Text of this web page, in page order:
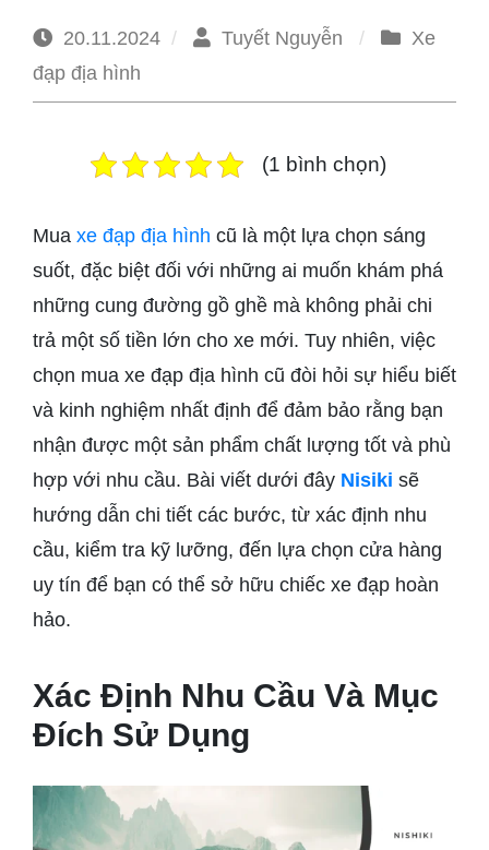
20.11.2024 Tuyết Nguyễn
Xe
đạp địa hình
(1 bình chọn)
Mua xe đạp địa hình cũ là một lựa chọn sáng
suốt, đặc biệt đối với những ai muốn khám phá
những cung đường gồ ghề mà không phải chi
trả một số tiền lớn cho xe mới. Tuy nhiên, việc
chọn mua xe đạp địa hình cũ đòi hỏi sự hiểu biết
và kinh nghiệm nhất định để đảm bảo rằng bạn
nhận được một sản phẩm chất lượng tốt và phù
hợp với nhu cầu. Bài viết dưới đây Nisiki sẽ
hướng dẫn chi tiết các bước, từ xác định nhu
cầu, kiểm tra kỹ lưỡng, đến lựa chọn cửa hàng
uy tín để bạn có thể sở hữu chiếc xe đạp hoàn
hảo.
Xác Định Nhu Cầu Và Mục
Đích Sử Dụng